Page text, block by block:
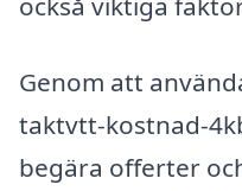
Genom att
taktvtt-kostnad-
begära offerter